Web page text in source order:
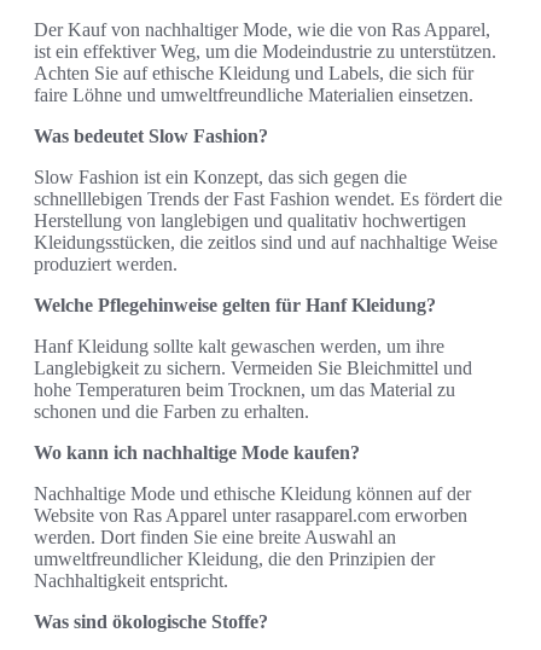
Der Kauf von nachhaltiger Mode, wie die von Ras Apparel,
ist ein effektiver Weg, um die Modeindustrie zu unterstützen.
Achten Sie auf ethische Kleidung und Labels, die sich für
faire Löhne und umweltfreundliche Materialien einsetzen.
Was bedeutet Slow Fashion?
Slow Fashion ist ein Konzept, das sich gegen die
schnelllebigen Trends der Fast Fashion wendet. Es fördert die
Herstellung von langlebigen und qualitativ hochwertigen
Kleidungsstücken, die zeitlos sind und auf nachhaltige Weise
produziert werden.
Welche Pflegehinweise gelten für Hanf Kleidung?
Hanf Kleidung sollte kalt gewaschen werden, um ihre
Langlebigkeit zu sichern. Vermeiden Sie Bleichmittel und
hohe Temperaturen beim Trocknen, um das Material zu
schonen und die Farben zu erhalten.
Wo kann ich nachhaltige Mode kaufen?
Nachhaltige Mode und ethische Kleidung können auf der
Website von Ras Apparel unter rasapparel.com erworben
werden. Dort finden Sie eine breite Auswahl an
umweltfreundlicher Kleidung, die den Prinzipien der
Nachhaltigkeit entspricht.
Was sind ökologische Stoffe?